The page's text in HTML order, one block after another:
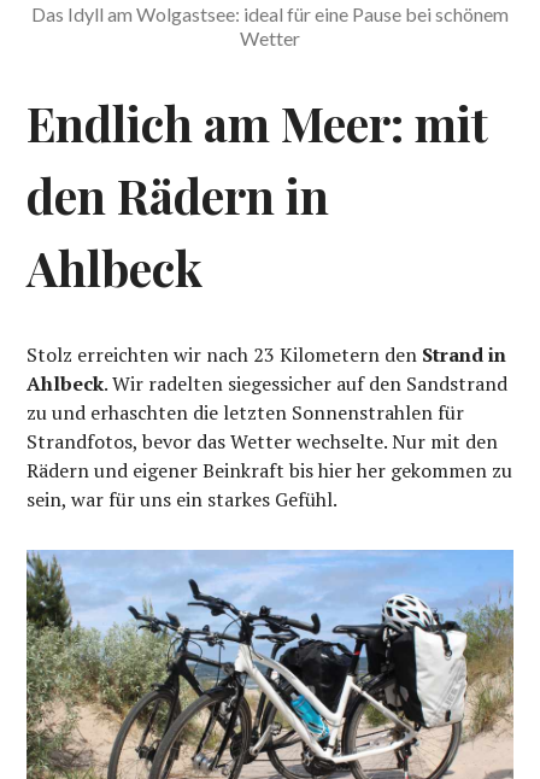
Das Idyll am Wolgastsee: ideal für eine Pause bei schönem
Wetter
Endlich am Meer: mit
den Rädern in
Ahlbeck
Stolz erreichten wir nach 23 Kilometern den Strand in
Ahlbeck. Wir radelten siegessicher auf den Sandstrand
zu und erhaschten die letzten Sonnenstrahlen für
Strandfotos, bevor das Wetter wechselte. Nur mit den
Rädern und eigener Beinkraft bis hier her gekommen zu
sein, war für uns ein starkes Gefühl.